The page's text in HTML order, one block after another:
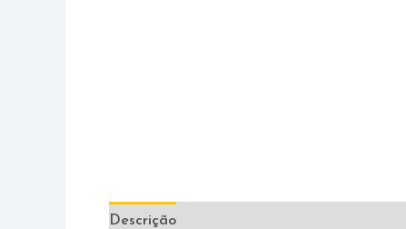
Descrição